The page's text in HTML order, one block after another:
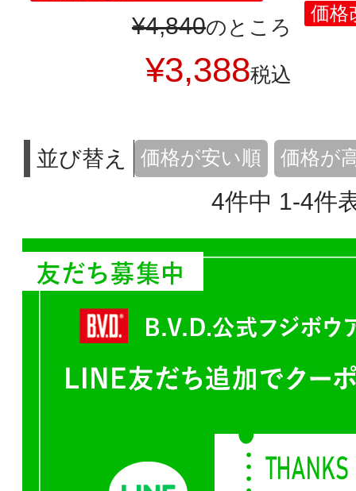
¥4,840のところ
¥3,388税込
価格
並び替え 価格が安い順 価格が
4件中 1-4件